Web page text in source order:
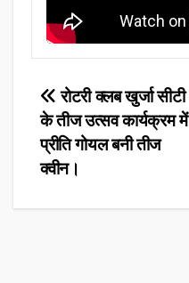
Post
navigation
रोटरी क्लब खुर्जा सीटी
के तीज उत्सव कार्यक्रम में
प्रीति गोयल बनी तीज
क्वीन।